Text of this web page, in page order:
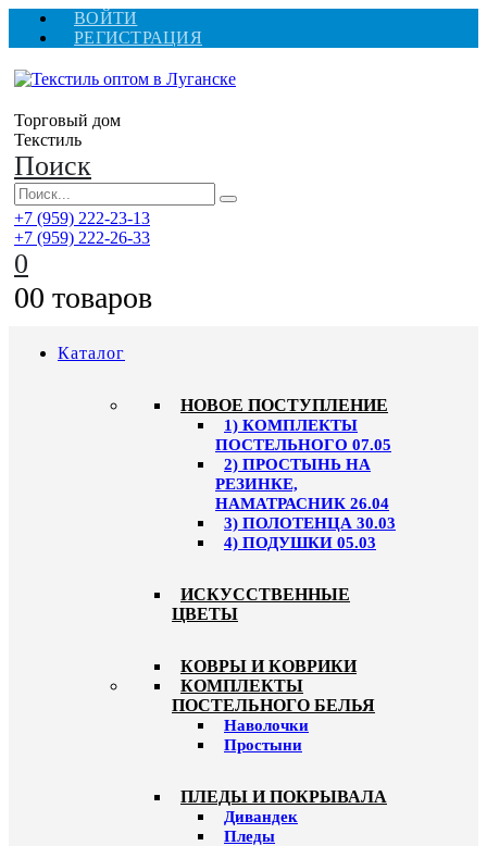
ВОЙТИ
РЕГИСТРАЦИЯ
Торговый дом
Текстиль
Поиск
+7 (959) 222-23-13
+7 (959) 222-26-33
0
00 товаров
Каталог
HОВОЕ ПОСТУПЛЕНИЕ
1) КОМПЛЕКТЫ
ПОСТЕЛЬНОГО 07.05
2) ПРОСТЫНЬ НА
РЕЗИНКЕ,
НАМАТРАСНИК 26.04
3) ПОЛОТЕНЦА 30.03
4) ПОДУШКИ 05.03
ИСКУССТВЕННЫЕ
ЦВЕТЫ
КОВРЫ И КОВРИКИ
КОМПЛЕКТЫ
ПОСТЕЛЬНОГО БЕЛЬЯ
Наволочки
Простыни
ПЛЕДЫ И ПОКРЫВАЛА
Дивандек
Пледы